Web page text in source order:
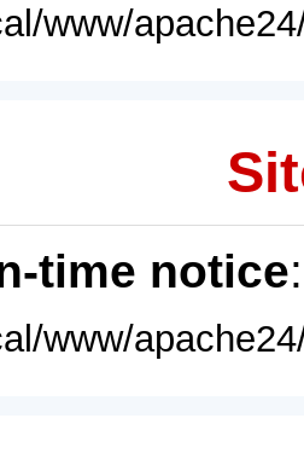
www/
time notice
www/